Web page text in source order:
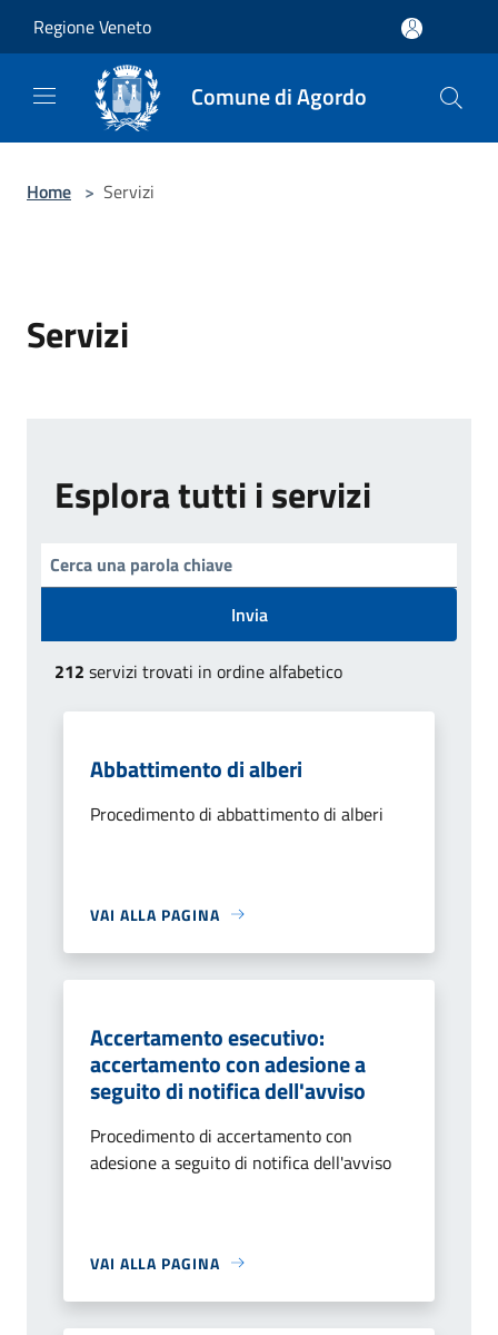
Regione Veneto
Comune di Agordo
Home > Servizi
Servizi
Esplora tutti i servizi
Invia
212 servizi trovati in ordine alfabetico
Abbattimento di alberi
Procedimento di abbattimento di alberi
VAI ALLA PAGINA
Accertamento esecutivo:
accertamento con adesione a
seguito di notifica dell'avviso
Procedimento di accertamento con
adesione a seguito di notifica dell'avviso
VAI ALLA PAGINA